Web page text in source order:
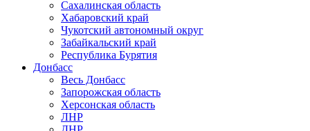
Сахалинская область
Хабаровский край
Чукотский автономный округ
Забайкальский край
Республика Бурятия
Донбасс
Весь Донбасс
Запорожская область
Херсонская область
ЛНР